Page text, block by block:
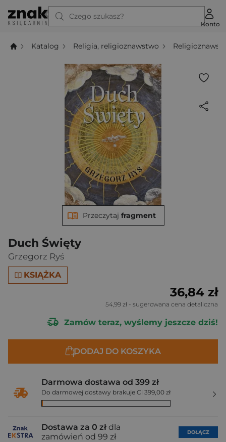
Czego szukasz?
Konto
Katalog Religia, religioznawstwo
Duch Święty
Grzegorz Ryś
KSIĄŻKA
Przeczytaj fragment
36,84 zł
54,99 zł - sugerowana cena detaliczna
Zamów teraz, wyślemy jeszcze dziś!
DODAJ DO KOSZYKA
Darmowa dostawa od 399 zł
Do darmowej dostawy brakuje Ci 399,00 zł
Dostawa za 0 zł dla
zamówień od 99 zł
DOŁĄCZ